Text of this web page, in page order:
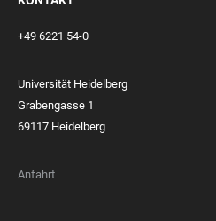
+49 6221 54-0
Universität Heidelberg
Grabengasse 1
69117 Heidelberg
Anfahrt